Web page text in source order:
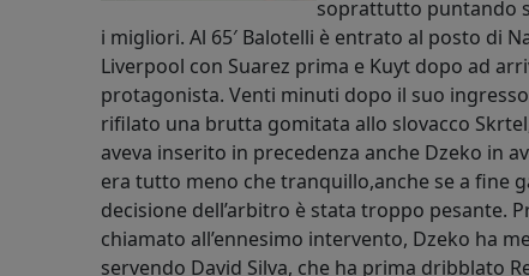
soprattutto puntando
i migliori. Al 65′ Balotelli è entrato al posto di
Liverpool con Suarez prima e Kuyt dopo ad
protagonista. Venti minuti dopo il suo
rifilato una brutta gomitata allo slovacco
aveva inserito in precedenza anche Dzeko in
era tutto meno che tranquillo,anche se a fine
decisione dell’arbitro è stata troppo pesante.
chiamato all’ennesimo intervento, Dzeko ha
servendo David Silva, che ha prima dribblato